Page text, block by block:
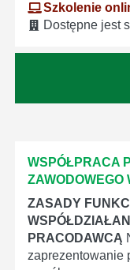
Szkolenie
Dostępne jest
WSPÓŁPRACA
ZAWODOWEGO
ZASADY
PRACODAWCĄ
zaprezentowanie